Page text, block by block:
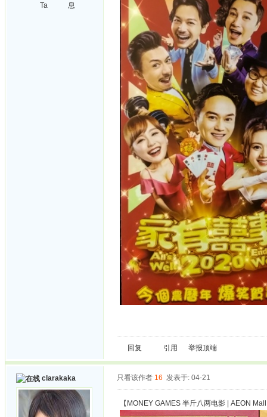
Ta
息
回复 引用 举报顶端
clarakaka 只看该作者 16 发表于: 04-21
【MONEY GAMES 半斤八两电影 | AEON